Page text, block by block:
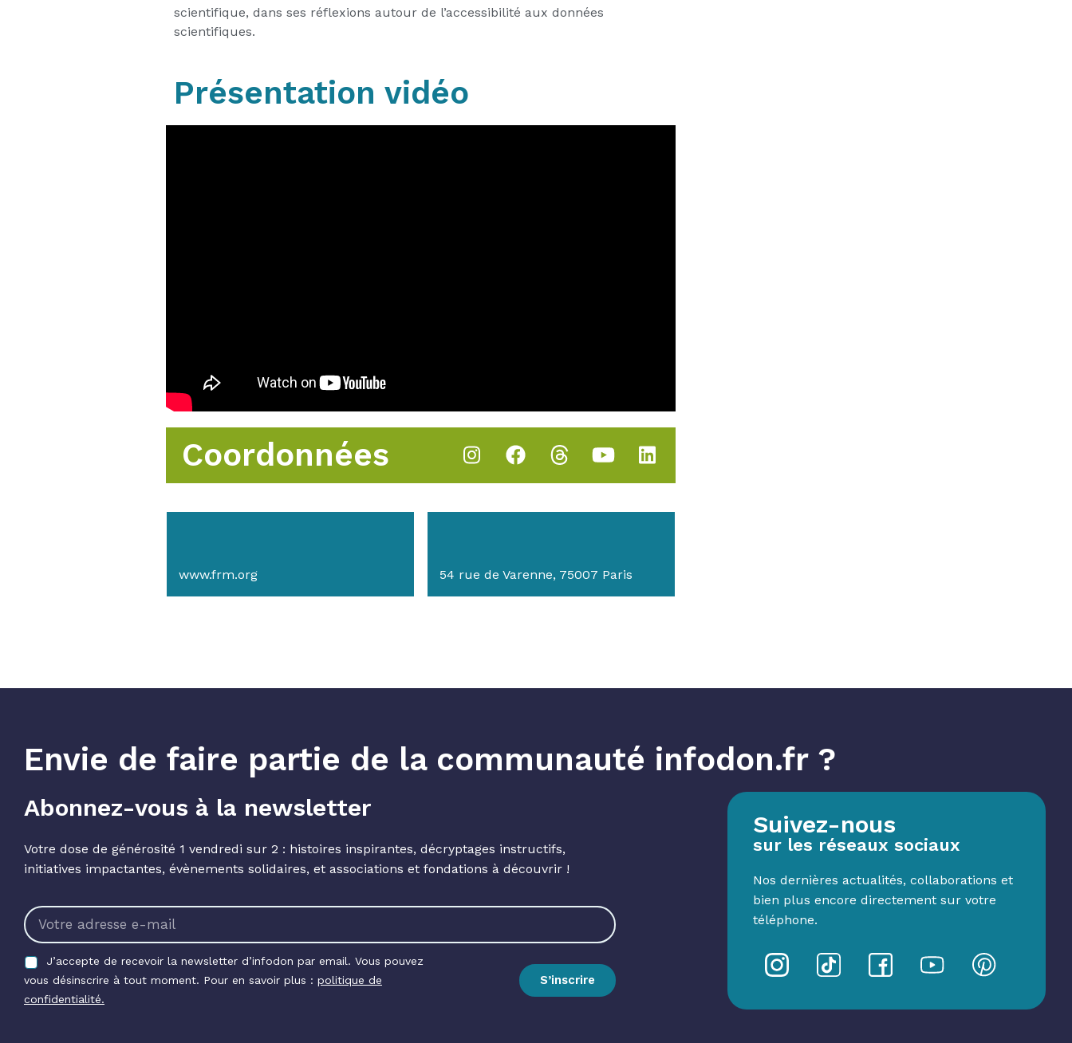
scientifique, dans ses réflexions autour de l’accessibilité aux données
scientifiques.
Présentation vidéo
Coordonnées
www.frm.org 54 rue de Varenne, 75007 Paris
Envie de faire partie de la communauté infodon.fr ?
Abonnez-vous à la newsletter
Votre dose de générosité 1 vendredi sur 2 : histoires inspirantes, décryptages instructifs,
initiatives impactantes, évènements solidaires, et associations et fondations à découvrir !
J’accepte de recevoir la newsletter d’infodon par email. Vous pouvez
vous désinscrire à tout moment. Pour en savoir plus : politique de
confidentialité.
S’inscrire
Suivez-nous
sur les réseaux sociaux
Nos dernières actualités, collaborations et
bien plus encore directement sur votre
téléphone.